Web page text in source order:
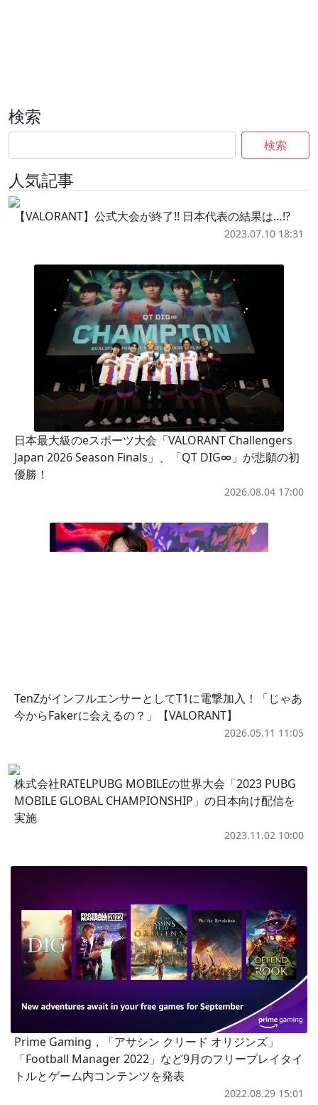
検索
検索
人気記事
【VALORANT】公式大会が終了!! 日本代表の結果は…!?
2023.07.10 18:31
日本最大級のeスポーツ大会「VALORANT Challengers
Japan 2026 Season Finals」、「QT DIG∞」が悲願の初
優勝！
2026.08.04 17:00
TenZがインフルエンサーとしてT1に電撃加入！「じゃあ
今からFakerに会えるの？」【VALORANT】
2026.05.11 11:05
株式会社RATELPUBG MOBILEの世界大会「2023 PUBG
MOBILE GLOBAL CHAMPIONSHIP」の日本向け配信を
実施
2023.11.02 10:00
Prime Gaming，「アサシン クリード オリジンズ」
「Football Manager 2022」など9月のフリープレイタイ
トルとゲーム内コンテンツを発表
2022.08.29 15:01